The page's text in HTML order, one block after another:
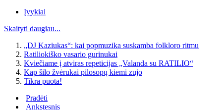
Įvykiai
Skaityti daugiau...
„DJ Kaziukas“: kai popmuzika suskamba folkloro ritmu
Ratiliokiško vasario gurinukai
Kviečiame į atviras repeticijas „Valanda su RATILIO“
Kap šilo žvėrukai pilosopų kiemi zujo
Tikra puota!
Pradėti
Ankstesnis